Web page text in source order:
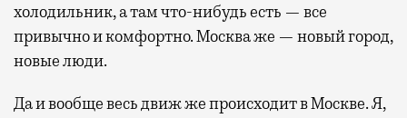
холодильник, а там что-нибудь есть — все
привычно и комфортно. Москва же — новый город,
новые люди.
Да и вообще весь движ же происходит в Москве. Я,